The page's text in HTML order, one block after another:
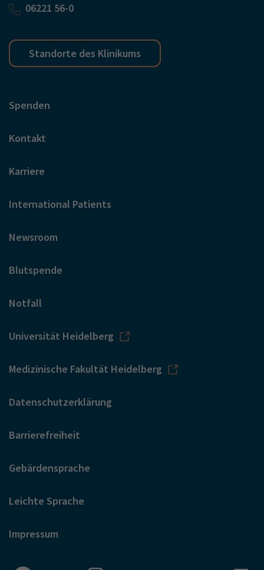
06221 56-0
Standorte des Klinikums
Spenden
Kontakt
Karriere
International Patients
Newsroom
Blutspende
Notfall
Universität Heidelberg
Medizinische Fakultät Heidelberg
Datenschutzerklärung
Barrierefreiheit
Gebärdensprache
Leichte Sprache
Impressum